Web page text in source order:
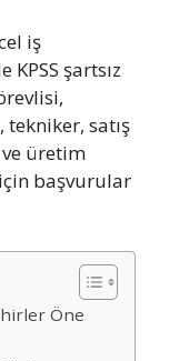
iş
KPSS şartsız
satış
ve üretim
başvurular
Öne